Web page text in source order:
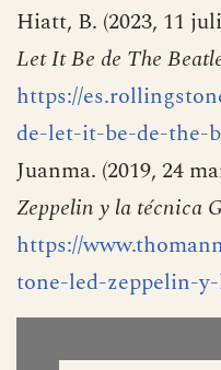
Hiatt, B. (2023, 11
Let It Be de The
https://
de-let-it-be-de-the-
Juanma. (2019, 24
Zeppelin y la técnica
https://
tone-led-zeppelin-